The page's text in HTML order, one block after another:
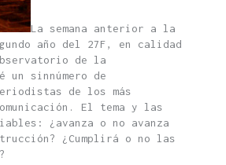
La semana anterior a la
año del 27F, en calidad
de la
un sinnúmero de
de los más
El tema y las
¿avanza o no avanza
¿Cumplirá o no las